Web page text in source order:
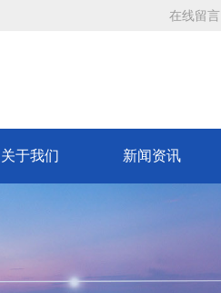
在线留言
关于我们 新闻资讯